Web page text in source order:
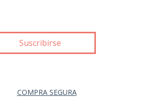
COMPRA SEGURA